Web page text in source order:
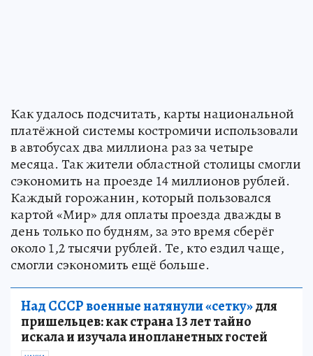
Как удалось подсчитать, карты национальной
платёжной системы костромичи использовали
в автобусах два миллиона раз за четыре
месяца. Так жители областной столицы смогли
сэкономить на проезде 14 миллионов рублей.
Каждый горожанин, который пользовался
картой «Мир» для оплаты проезда дважды в
день только по будням, за это время сберёг
около 1,2 тысячи рублей. Те, кто ездил чаще,
смогли сэкономить ещё больше.
Над СССР военные натянули «сетку»для
пришельцев: как страна 13 лет тайно
искала и изучала инопланетных гостей